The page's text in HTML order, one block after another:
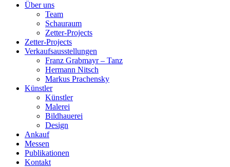
Über uns
Team
Schauraum
Zetter-Projects
Zetter-Projects
Verkaufsausstellungen
Franz Grabmayr – Tanz
Hermann Nitsch
Markus Prachensky
Künstler
Künstler
Malerei
Bildhauerei
Design
Ankauf
Messen
Publikationen
Kontakt